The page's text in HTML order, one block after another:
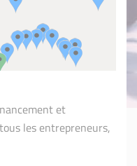
et
les entrepreneurs,